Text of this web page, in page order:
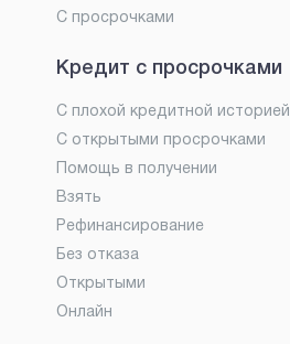
С просрочками
Кредит с просрочками
С плохой кредитной историей
С открытыми просрочками
Помощь в получении
Взять
Рефинансирование
Без отказа
Открытыми
Онлайн